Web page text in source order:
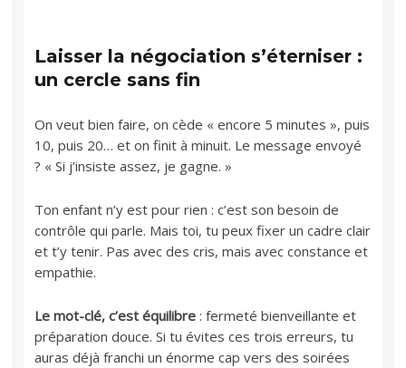
Laisser la négociation s’éterniser :
un cercle sans fin
On veut bien faire, on cède « encore 5 minutes », puis
10, puis 20… et on finit à minuit. Le message envoyé
? « Si j’insiste assez, je gagne. »
Ton enfant n’y est pour rien : c’est son besoin de
contrôle qui parle. Mais toi, tu peux fixer un cadre clair
et t’y tenir. Pas avec des cris, mais avec constance et
empathie.
Le mot-clé, c’est équilibre : fermeté bienveillante et
préparation douce. Si tu évites ces trois erreurs, tu
auras déjà franchi un énorme cap vers des soirées